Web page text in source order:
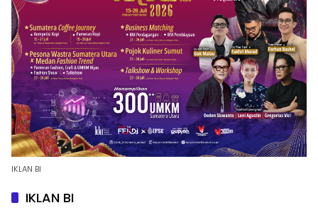
IKLAN BI
IKLAN BI